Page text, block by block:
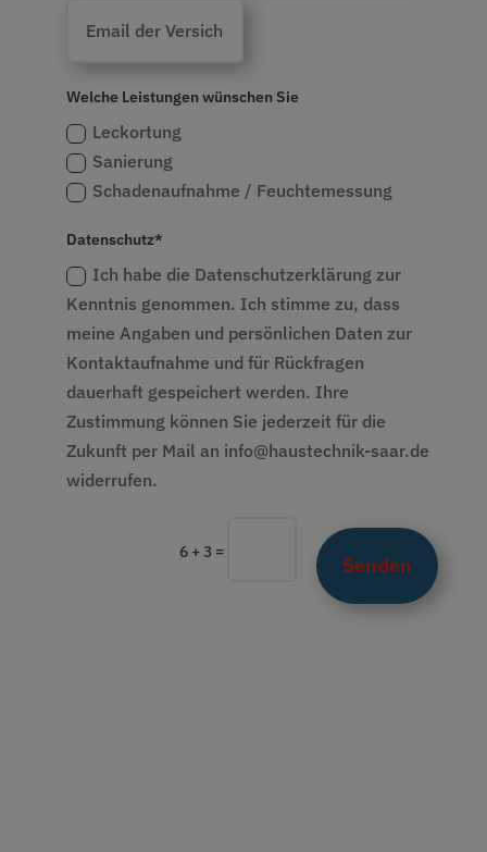
Welche Leistungen wünschen Sie
Leckortung
Sanierung
Schadenaufnahme / Feuchtemessung
Datenschutz*
Ich habe die Datenschutzerklärung zur
Kenntnis genommen. Ich stimme zu, dass
meine Angaben und persönlichen Daten zur
Kontaktaufnahme und für Rückfragen
dauerhaft gespeichert werden. Ihre
Zustimmung können Sie jederzeit für die
Zukunft per Mail an info@haustechnik-saar.de
widerrufen.
6 + 3 =
Senden